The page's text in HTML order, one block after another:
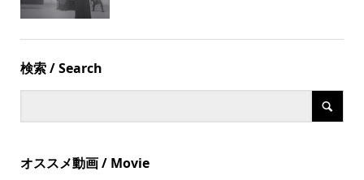
検索 / Search
オススメ動画 / Movie